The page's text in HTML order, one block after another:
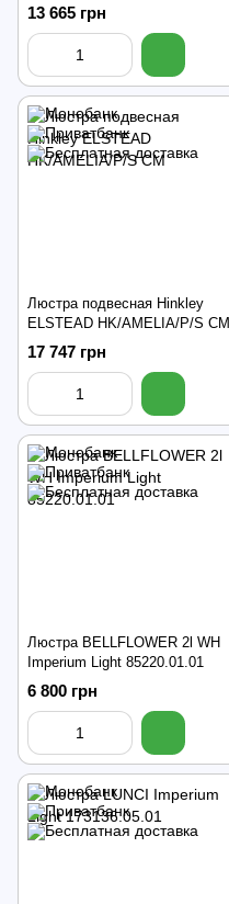
13 665 грн
Люстра подвесная Hinkley
ELSTEAD HK/AMELIA/P/S CM
17 747 грн
Люстра BELLFLOWER 2l WH
Imperium Light 85220.01.01
6 800 грн